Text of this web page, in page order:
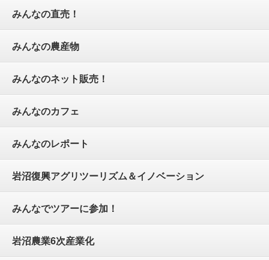
みんなの直売！
みんなの農産物
みんなのネット販売！
みんなのカフェ
みんなのレポート
岩沼復興アグリツーリズム＆イノベーション
みんなでツアーに参加！
岩沼農業6次産業化